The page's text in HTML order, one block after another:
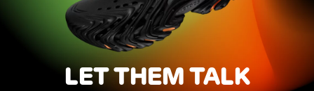
LET THEM TALK